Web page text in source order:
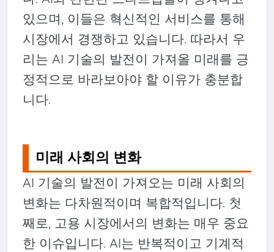
있으며, 이들은 혁신적인 서비스를 통해
시장에서 경쟁하고 있습니다. 따라서 우
리는 AI 기술의 발전이 가져올 미래를 긍
정적으로 바라보아야 할 이유가 충분합
니다.
미래 사회의 변화
AI 기술의 발전이 가져오는 미래 사회의
변화는 다차원적이며 복합적입니다. 첫
째로, 고용 시장에서의 변화는 매우 중요
한 이슈입니다. AI는 반복적이고 기계적